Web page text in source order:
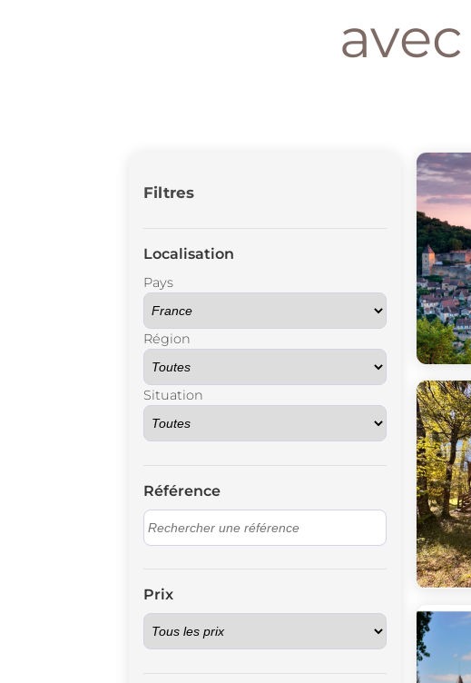
avec
Filtres
Localisation
Pays
Région
Situation
Référence
Prix